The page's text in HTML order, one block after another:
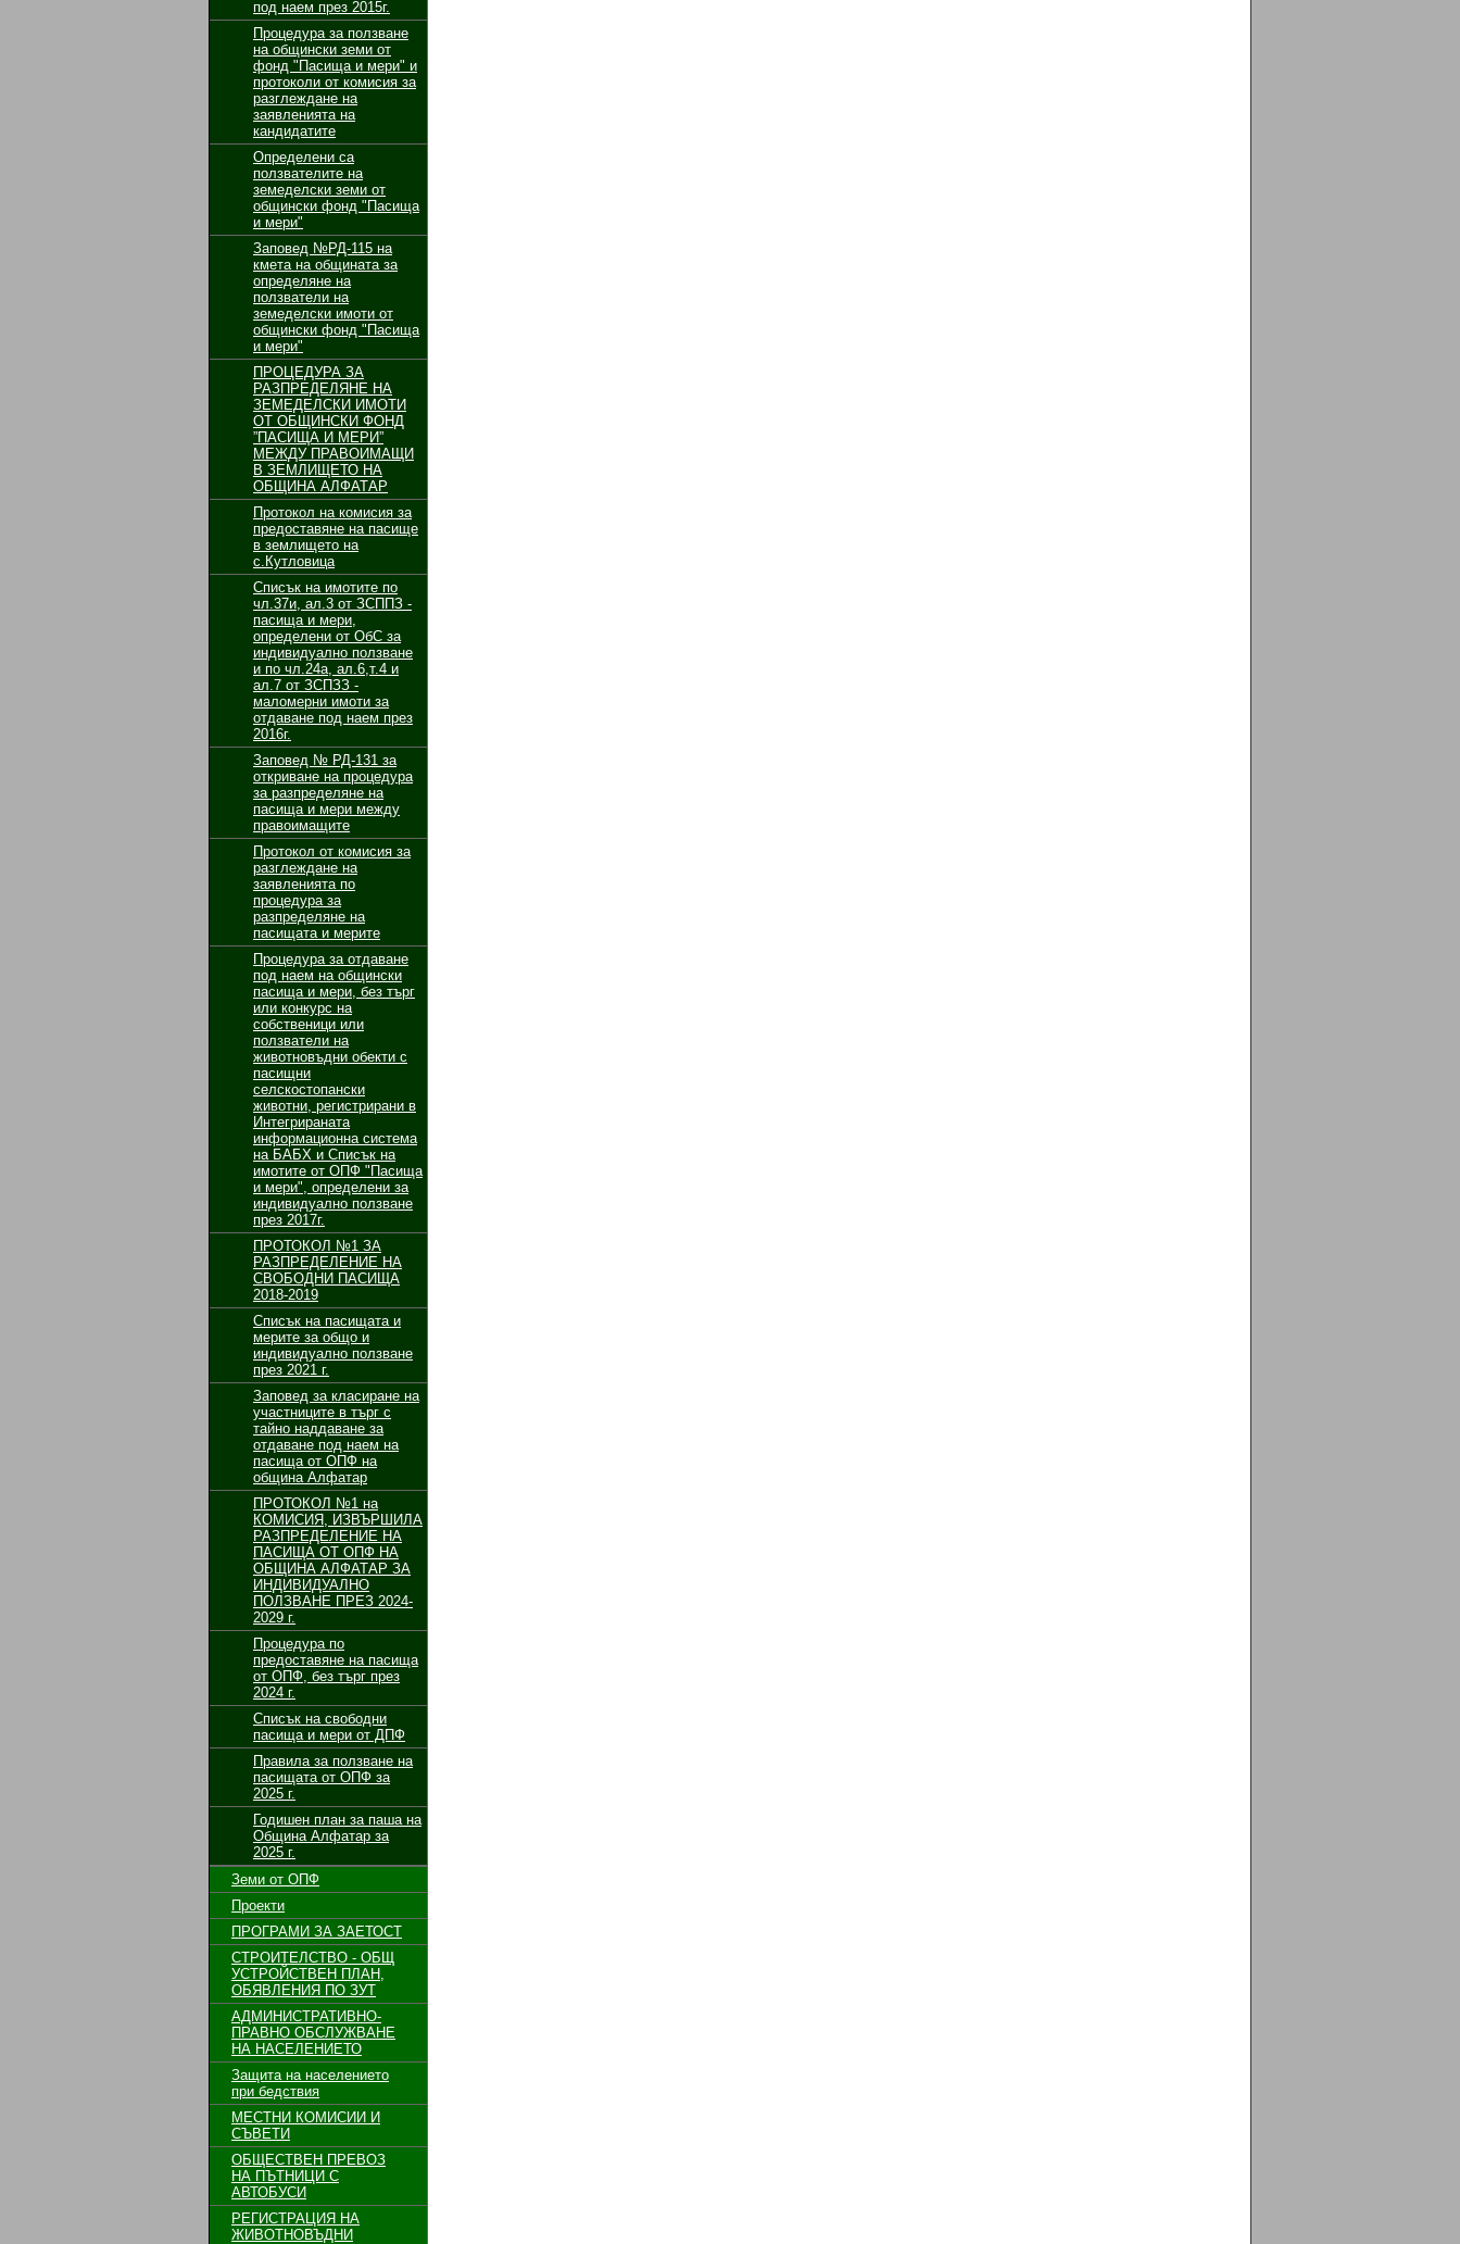
под наем през 2015г.
Процедура за ползване
на общински земи от
фонд "Пасища и мери" и
протоколи от комисия за
разглеждане на
заявленията на
кандидатите
Определени са
ползвателите на
земеделски земи от
общински фонд "Пасища
и мери"
Заповед №РД-115 на
кмета на общината за
определяне на
ползватели на
земеделски имоти от
общински фонд "Пасища
и мери"
ПРОЦЕДУРА ЗА
РАЗПРЕДЕЛЯНЕ НА
ЗЕМЕДЕЛСКИ ИМОТИ
ОТ ОБЩИНСКИ ФОНД
”ПАСИЩА И МЕРИ”
МЕЖДУ ПРАВОИМАЩИ
В ЗЕМЛИЩЕТО НА
ОБЩИНА АЛФАТАР
Протокол на комисия за
предоставяне на пасище
в землището на
с.Кутловица
Списък на имотите по
чл.37и, ал.3 от ЗСППЗ -
пасища и мери,
определени от ОбС за
индивидуално ползване
и по чл.24а, ал.6,т.4 и
ал.7 от ЗСПЗЗ -
маломерни имоти за
отдаване под наем през
2016г.
Заповед № РД-131 за
откриване на процедура
за разпределяне на
пасища и мери между
правоимащите
Протокол от комисия за
разглеждане на
заявленията по
процедура за
разпределяне на
пасищата и мерите
Процедура за отдаване
под наем на общински
пасища и мери, без търг
или конкурс на
собственици или
ползватели на
животновъдни обекти с
пасищни
селскостопански
животни, регистрирани в
Интегрираната
информационна система
на БАБХ и Списък на
имотите от ОПФ "Пасища
и мери", определени за
индивидуално ползване
през 2017г.
ПРОТОКОЛ №1 ЗА
РАЗПРЕДЕЛЕНИЕ НА
СВОБОДНИ ПАСИЩА
2018-2019
Списък на пасищата и
мерите за общо и
индивидуално ползване
през 2021 г.
Заповед за класиране на
участниците в търг с
тайно наддаване за
отдаване под наем на
пасища от ОПФ на
община Алфатар
ПРОТОКОЛ №1 на
КОМИСИЯ, ИЗВЪРШИЛА
РАЗПРЕДЕЛЕНИЕ НА
ПАСИЩА ОТ ОПФ НА
ОБЩИНА АЛФАТАР ЗА
ИНДИВИДУАЛНО
ПОЛЗВАНЕ ПРЕЗ 2024-
2029 г.
Процедура по
предоставяне на пасища
от ОПФ, без търг през
2024 г.
Списък на свободни
пасища и мери от ДПФ
Правила за ползване на
пасищата от ОПФ за
2025 г.
Годишен план за паша на
Община Алфатар за
2025 г.
Земи от ОПФ
Проекти
ПРОГРАМИ ЗА ЗАЕТОСТ
СТРОИТЕЛСТВО - ОБЩ
УСТРОЙСТВЕН ПЛАН,
ОБЯВЛЕНИЯ ПО ЗУТ
АДМИНИСТРАТИВНО-
ПРАВНО ОБСЛУЖВАНЕ
НА НАСЕЛЕНИЕТО
Защита на населението
при бедствия
МЕСТНИ КОМИСИИ И
СЪВЕТИ
ОБЩЕСТВЕН ПРЕВОЗ
НА ПЪТНИЦИ С
АВТОБУСИ
РЕГИСТРАЦИЯ НА
ЖИВОТНОВЪДНИ